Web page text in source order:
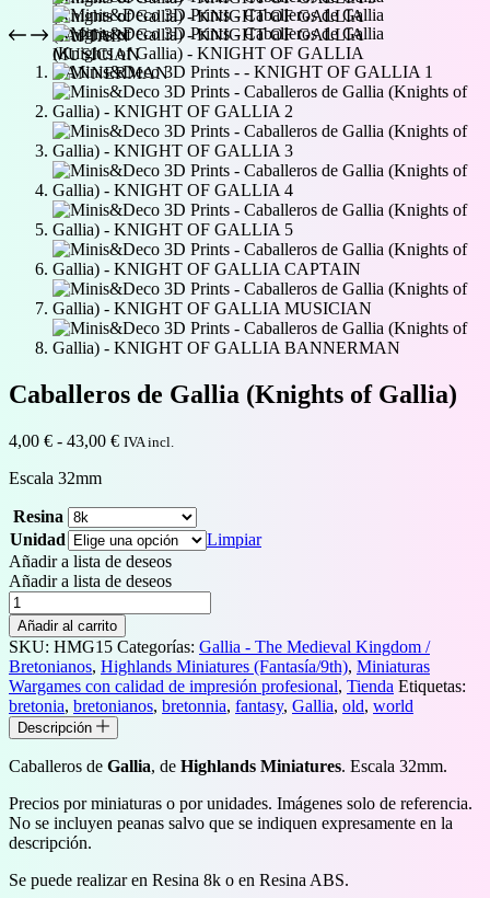
Caballeros de Gallia (Knights of Gallia)
4,00 € - 43,00 €Rango
hasta
43,00 €
IVA incl.
Escala 32mm
Resina
Unidad
Limpiar
Añadir a lista de deseos
Añadir a lista de deseos
Caballeros
de
Gallia
(Knights
of
Gallia)
cantidad
Añadir al carrito
SKU: HMG15 Categorías: Gallia - The Medieval Kingdom /
Bretonianos, Highlands Miniatures (Fantasía/9th), Miniaturas
Wargames con calidad de impresión profesional, Tienda Etiquetas:
bretonia, bretonianos, bretonnia, fantasy, Gallia, old, world
Descripción
Caballeros de Gallia, de Highlands Miniatures. Escala 32mm.
Precios por miniaturas o por unidades. Imágenes solo de referencia.
No se incluyen peanas salvo que se indiquen expresamente en la
descripción.
Se puede realizar en Resina 8k o en Resina ABS.